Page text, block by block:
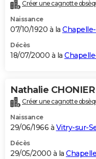
Créer une cagnotte
Naissance
07/10/1920 à la
Décès
18/07/2000 à la
Nathalie CHONIER
Créer une cagnotte
Naissance
29/06/1966 à Vitry-sur-
Décès
29/05/2000 à la